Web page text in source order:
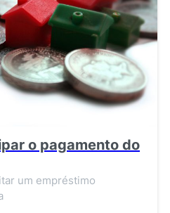
o pagamento do
um empréstimo